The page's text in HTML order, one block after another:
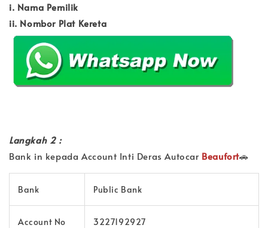
i. Nama Pemilik
ii. Nombor Plat Kereta
Langkah 2 :
Bank in kepada Account Inti Deras Autocar Beaufort🚗
Bank Public Bank
Account No 3227192927